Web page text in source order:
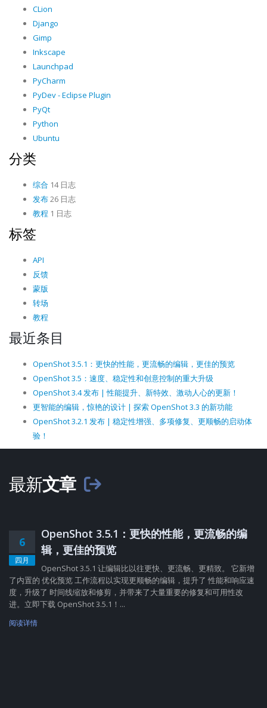
CLion
Django
Gimp
Inkscape
Launchpad
PyCharm
PyDev - Eclipse Plugin
PyQt
Python
Ubuntu
分类
综合 14 日志
发布26 日志
教程 1 日志
标签
API
反馈
蒙版
转场
教程
最近条目
OpenShot 3.5.1：更快的性能，更流畅的编辑，更佳的预览
OpenShot 3.5：速度、稳定性和创意控制的重大升级
OpenShot 3.4 发布 | 性能提升、新特效、激动人心的更新！
更智能的编辑，惊艳的设计 | 探索 OpenShot 3.3 的新功能
OpenShot 3.2.1 发布 | 稳定性增强、多项修复、更顺畅的启动体
验！
最新文章
6
四月
OpenShot 3.5.1：更快的性能，更流畅的编
辑，更佳的预览
OpenShot 3.5.1 让编辑比以往更快、更流畅、更精致。 它新增
了内置的 优化预览 工作流程以实现更顺畅的编辑，提升了 性能和响应速
度，升级了 时间线缩放和修剪，并带来了大量重要的修复和可用性改
进。立即下载 OpenShot 3.5.1！...
阅读详情